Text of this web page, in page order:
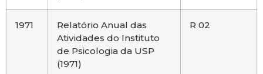
1971
Relatório Anual das
Atividades do Instituto
de Psicologia da USP
(1971)
R 02